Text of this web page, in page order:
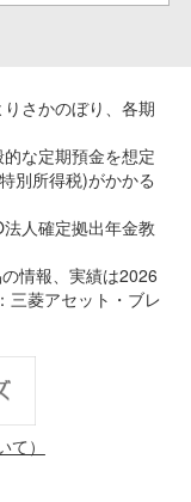
さかのぼり、各期
な定期預金を想定
別所得税)がかかる
人確定拠出年金教
情報、実績は2026
三菱アセット・ブレ
）